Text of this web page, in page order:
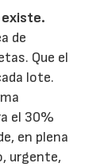
existe.
de
Que el
lote.
el 30%
en plena
urgente,